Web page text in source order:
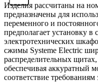
Изделия рассчитаны на
предназначены для
переменного и
предполагает установку
электротехнических
сжимы Systeme Electric
распределительных
обеспечивая аккуратный
соответствие требованиям